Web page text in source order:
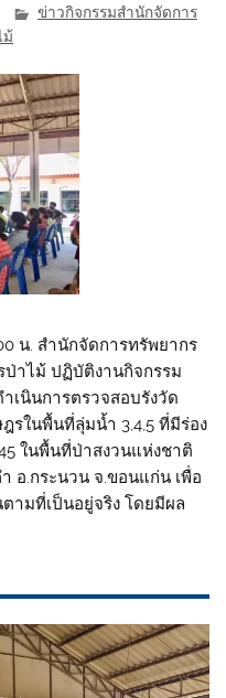
ข่าวกิจกรรมสำนักจัดการ
ม้
น. สำนักจัดการทรัพยากร
าไม้ ปฏิบัติงานกิจกรรม
เนินการตรวจสอบรังวัด
ในพื้นที่ลุ่มน้ำ 3,4,5 ที่มีร่อง
ในพื้นที่ป่าสงวนแห่งชาติ
อ.กระนวน จ.ขอนแก่น เพื่อ
ามที่เป็นอยู่จริง โดยมีผล